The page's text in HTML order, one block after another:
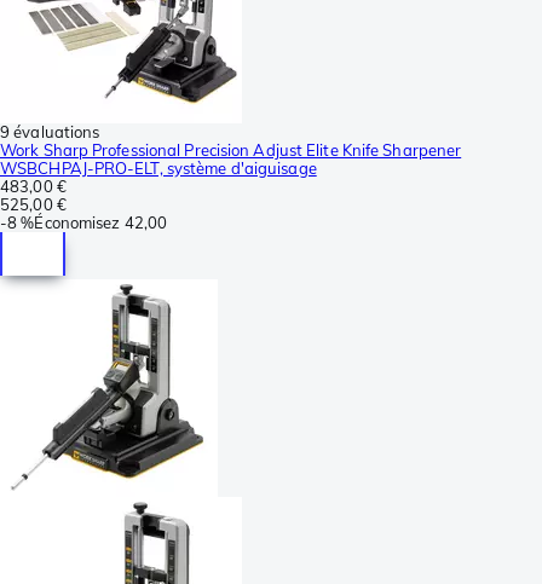
9 évaluations
Work Sharp Professional Precision Adjust Elite Knife Sharpener
WSBCHPAJ-PRO-ELT, système d'aiguisage
483,00 €
525,00 €
-8 %Économisez 42,00